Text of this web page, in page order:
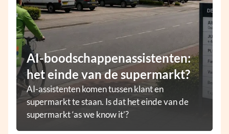
AI-boodschappenassistenten:
het einde van de supermarkt?
AI-assistenten komen tussen klant en
supermarkt te staan. Is dat het einde van de
supermarkt ‘as we know it’?